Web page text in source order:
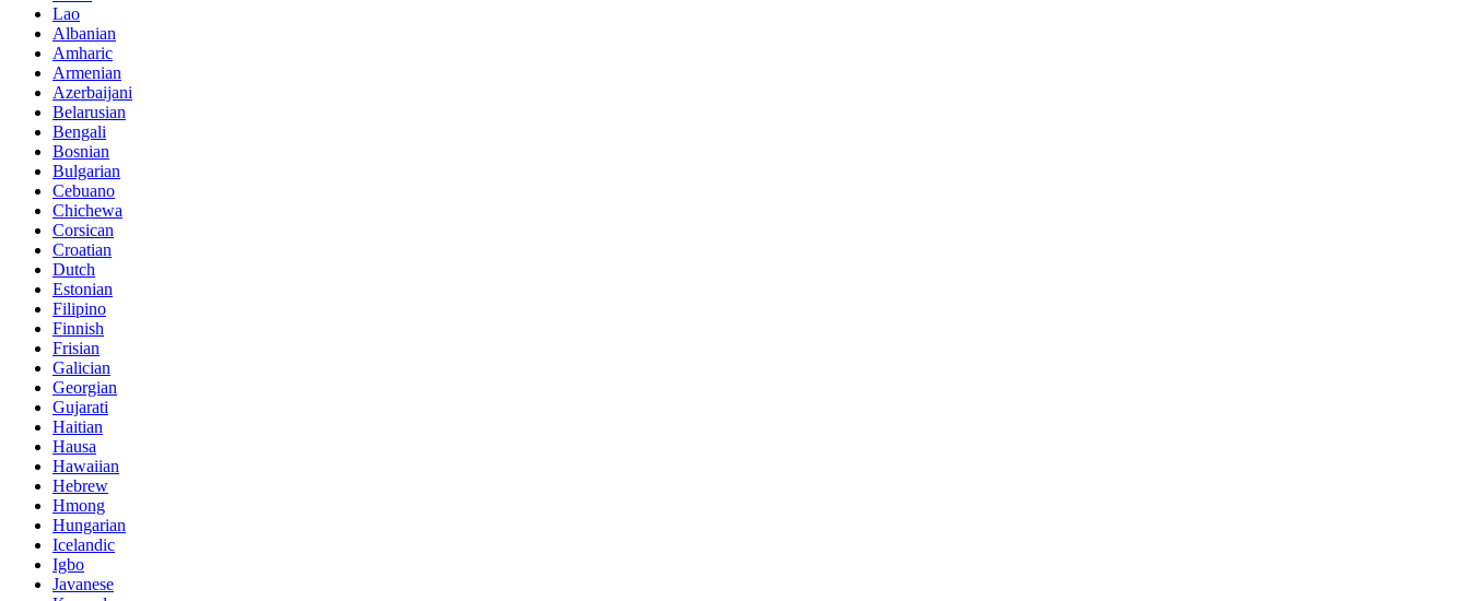
Lao
Albanian
Amharic
Armenian
Azerbaijani
Belarusian
Bengali
Bosnian
Bulgarian
Cebuano
Chichewa
Corsican
Croatian
Dutch
Estonian
Filipino
Finnish
Frisian
Galician
Georgian
Gujarati
Haitian
Hausa
Hawaiian
Hebrew
Hmong
Hungarian
Icelandic
Igbo
Javanese